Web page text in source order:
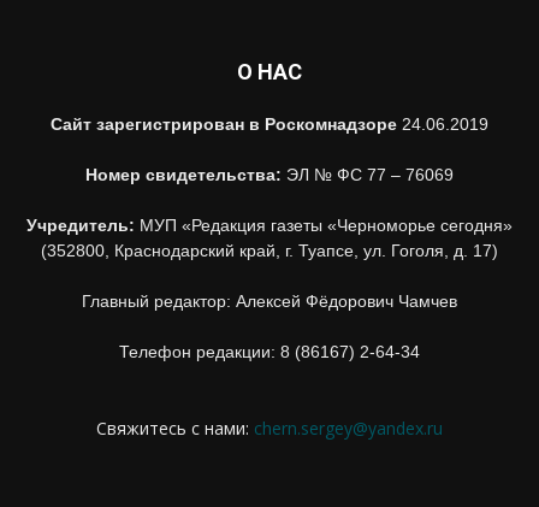
О НАС
Сайт зарегистрирован в Роскомнадзоре 24.06.2019
Номер свидетельства: ЭЛ № ФС 77 – 76069
Учредитель: МУП «Редакция газеты «Черноморье сегодня»
(352800, Краснодарский край, г. Туапсе, ул. Гоголя, д. 17)
Главный редактор: Алексей Фёдорович Чамчев
Телефон редакции: 8 (86167) 2-64-34
Свяжитесь с нами: chern.sergey@yandex.ru